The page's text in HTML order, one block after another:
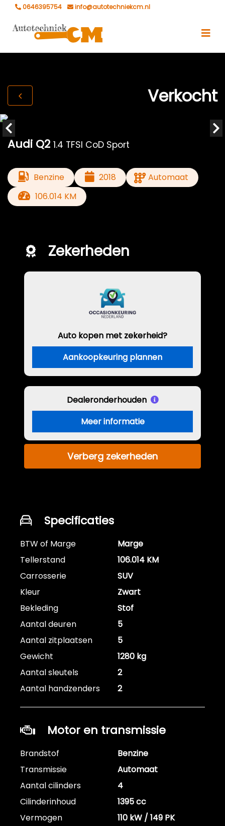
0646395754 info@autotechniekcm.nl
Verkocht
Audi Q2 1.4 TFSI CoD Sport
Benzine 2018
Automaat
106.014 KM
Zekerheden
Auto kopen met zekerheid?
Aankoopkeuring plannen
Dealeronderhouden
Meer informatie
Verberg zekerheden
Specificaties
BTW of Marge
Marge
Tellerstand
106.014 KM
Carrosserie
SUV
Kleur
Zwart
Bekleding
Stof
Aantal deuren
5
Aantal zitplaatsen
5
Gewicht
1280 kg
Aantal sleutels
2
Aantal handzenders
2
Motor en transmissie
Brandstof
Benzine
Transmissie
Automaat
Aantal cilinders
4
Cilinderinhoud
1395 cc
Vermogen
110 kW / 149 PK